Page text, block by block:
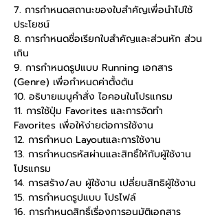
7. การกำหนดสถานะของใบสำคัญเพื่อนำไปใช้
ประโยชน์
8. การกำหนดชื่อเรียกใบสำคัญและส่วนหัก ส่วน
เกิน
9. การกำหนดรูปแบบ Running เอกสาร
(Genre) เพื่อกำหนดค่าตั้งต้น
10. อธิบายเมนูคำสั่ง ไอคอนในโปรแกรม
11. การใช้ปุ่ม Favorites และการจัดทำ
Favorites เพื่อให้ง่ายต่อการใช้งาน
12. การกำหนด Layoutและการใช้งาน
13. การกำหนดรหัสผ่านและสิทธิ์ให้กับผู้ใช้งาน
โปรแกรม
14. การสร้าง/ลบ ผู้ใช้งาน เปลี่ยนสิทธิผู้ใช้งาน
15. การกำหนดรูปแบบ โปรไฟล์
16. การกำหนดสิทธิ์เรื่องการอนุมัติเอกสาร